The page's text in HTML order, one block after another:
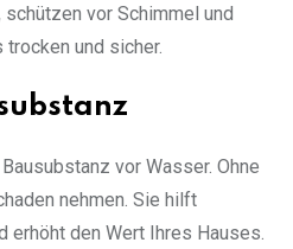
vor Schimmel und
und sicher.
vor Wasser. Ohne
nehmen. Sie hilft
erhöht den Wert Ihres Hauses.